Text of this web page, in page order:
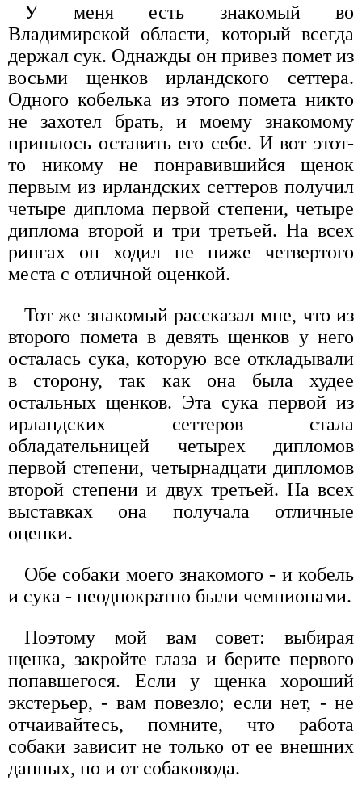
У меня есть знакомый во
Владимирской области, который всегда
держал сук. Однажды он привез помет из
восьми щенков ирландского сеттера.
Одного кобелька из этого помета никто
не захотел брать, и моему знакомому
пришлось оставить его себе. И вот этот-
то никому не понравившийся щенок
первым из ирландских сеттеров получил
четыре диплома первой степени, четыре
диплома второй и три третьей. На всех
рингах он ходил не ниже четвертого
места с отличной оценкой.
Тот же знакомый рассказал мне, что из
второго помета в девять щенков у него
осталась сука, которую все откладывали
в сторону, так как она была худее
остальных щенков. Эта сука первой из
ирландских сеттеров стала
обладательницей четырех дипломов
первой степени, четырнадцати дипломов
второй степени и двух третьей. На всех
выставках она получала отличные
оценки.
Обе собаки моего знакомого - и кобель
и сука - неоднократно были чемпионами.
Поэтому мой вам совет: выбирая
щенка, закройте глаза и берите первого
попавшегося. Если у щенка хороший
экстерьер, - вам повезло; если нет, - не
отчаивайтесь, помните, что работа
собаки зависит не только от ее внешних
данных, но и от собаковода.